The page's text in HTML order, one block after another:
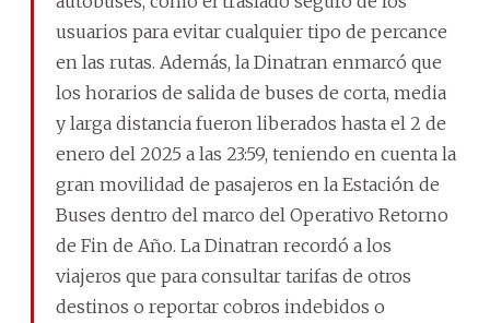
usuarios para evitar cualquier tipo de percance
en las rutas. Además, la Dinatran enmarcó que
los horarios de salida de buses de corta, media
y larga distancia fueron liberados hasta el 2 de
enero del 2025 a las 23:59, teniendo en cuenta la
gran movilidad de pasajeros en la Estación de
Buses dentro del marco del Operativo Retorno
de Fin de Año. La Dinatran recordó a los
viajeros que para consultar tarifas de otros
destinos o reportar cobros indebidos o